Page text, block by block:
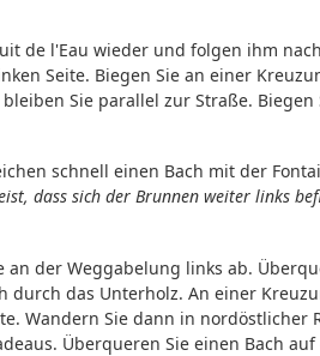
de l'Eau wieder und folgen ihm
Seite. Biegen Sie an einer
Sie parallel zur Straße.
schnell einen Bach mit der
dass sich der Brunnen weiter links
der Weggabelung links ab.
durch das Unterholz. An einer
Wandern Sie dann in nordöstlicher
Überqueren Sie einen Bach